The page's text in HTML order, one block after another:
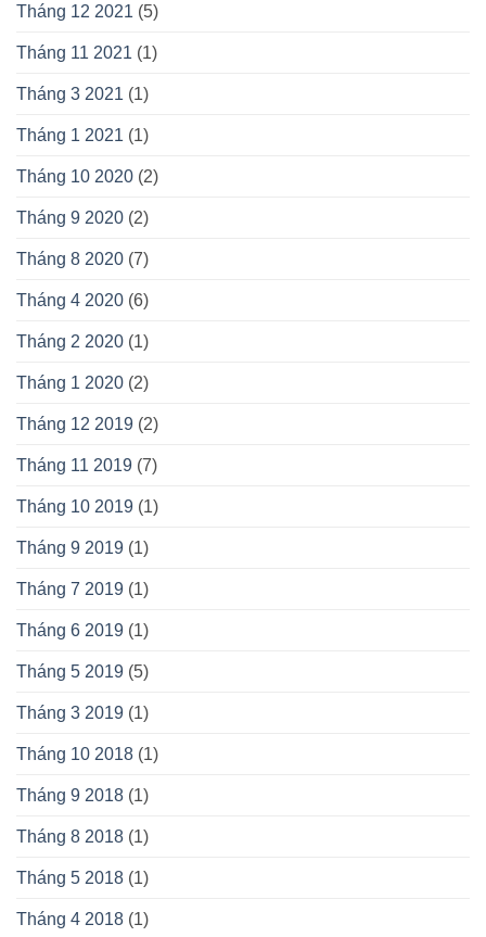
Tháng 12 2021 (5)
Tháng 11 2021 (1)
Tháng 3 2021 (1)
Tháng 1 2021 (1)
Tháng 10 2020 (2)
Tháng 9 2020 (2)
Tháng 8 2020 (7)
Tháng 4 2020 (6)
Tháng 2 2020 (1)
Tháng 1 2020 (2)
Tháng 12 2019 (2)
Tháng 11 2019 (7)
Tháng 10 2019 (1)
Tháng 9 2019 (1)
Tháng 7 2019 (1)
Tháng 6 2019 (1)
Tháng 5 2019 (5)
Tháng 3 2019 (1)
Tháng 10 2018 (1)
Tháng 9 2018 (1)
Tháng 8 2018 (1)
Tháng 5 2018 (1)
Tháng 4 2018 (1)